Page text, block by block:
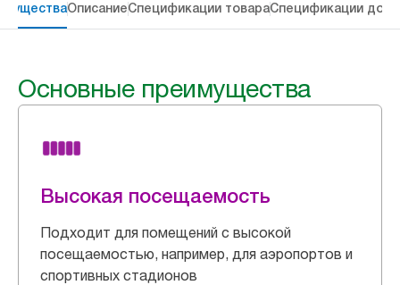
ОписаниеСпецификации товараСпецификации
Основные преимущества
Высокая посещаемость
Подходит для помещений с высокой
посещаемостью, например, для аэропортов и
спортивных стадионов